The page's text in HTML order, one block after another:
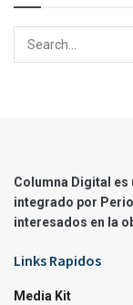
Columna Digital es
integrado por
interesados en la
Links Rapidos
Media Kit